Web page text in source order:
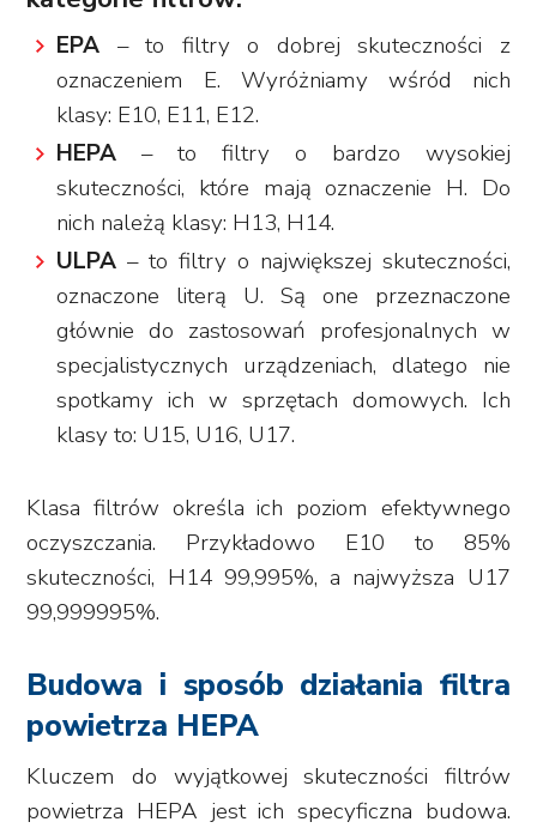
EPA – to filtry o dobrej skuteczności z
oznaczeniem E. Wyróżniamy wśród nich
klasy: E10, E11, E12.
HEPA – to filtry o bardzo wysokiej
skuteczności, które mają oznaczenie H. Do
nich należą klasy: H13, H14.
ULPA – to filtry o największej skuteczności,
oznaczone literą U. Są one przeznaczone
głównie do zastosowań profesjonalnych w
specjalistycznych urządzeniach, dlatego nie
spotkamy ich w sprzętach domowych. Ich
klasy to: U15, U16, U17.
Klasa filtrów określa ich poziom efektywnego
oczyszczania. Przykładowo E10 to 85%
skuteczności, H14 99,995%, a najwyższa U17
99,999995%.
Budowa i sposób działania filtra
powietrza HEPA
Kluczem do wyjątkowej skuteczności filtrów
powietrza HEPA jest ich specyficzna budowa.